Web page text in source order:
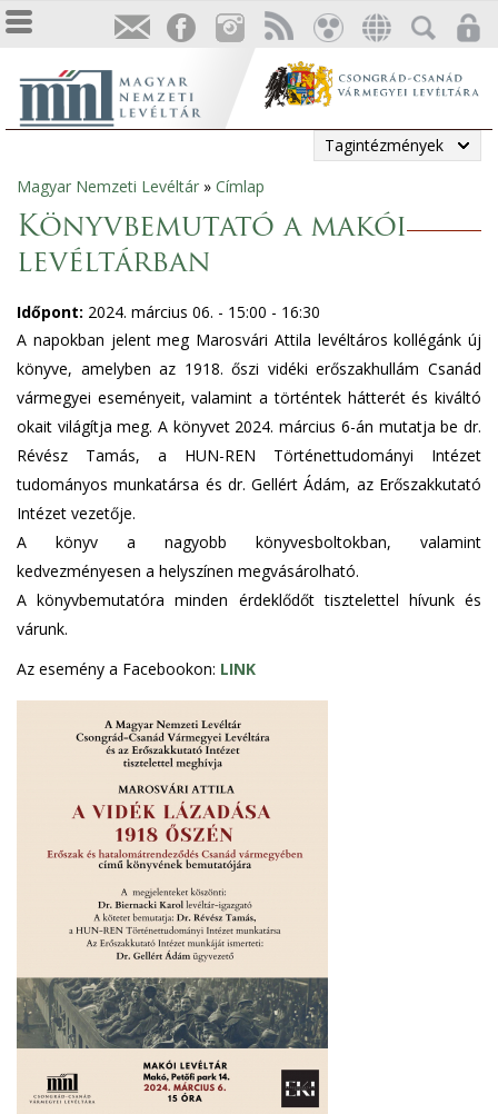
Tagintézmények
Jelenlegi
hely
Magyar Nemzeti Levéltár » Címlap
Könyvbemutató a makói
levéltárban
Időpont: 2024. március 06. - 15:00 - 16:30
A napokban jelent meg Marosvári Attila levéltáros kollégánk új
könyve, amelyben az 1918. őszi vidéki erőszakhullám Csanád
vármegyei eseményeit, valamint a történtek hátterét és kiváltó
okait világítja meg. A könyvet 2024. március 6-án mutatja be dr.
Révész Tamás, a HUN-REN Történettudományi Intézet
tudományos munkatársa és dr. Gellért Ádám, az Erőszakkutató
Intézet vezetője.
A könyv a nagyobb könyvesboltokban, valamint
kedvezményesen a helyszínen megvásárolható.
A könyvbemutatóra minden érdeklődőt tisztelettel hívunk és
várunk.
Az esemény a Facebookon: LINK